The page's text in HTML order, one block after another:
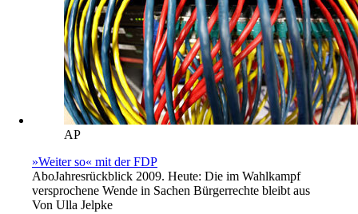
AP
»Weiter so« mit der FDP
AboJahresrückblick 2009. Heute: Die im Wahlkampf
versprochene Wende in Sachen Bürgerrechte bleibt aus
Von Ulla Jelpke